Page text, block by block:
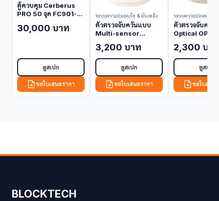
ตู้ควบคุม Cerberus
PRO 50 จุด FC901-
Control Panel)
30,000 บาท
ดูสเปก
ขอใบเสนอราคา
ระบบความปลอดภัย & ดับเพลิง
ตัวตรวจจับควันแบบ
Multi-sensor
Detector)
3,200 บาท
ดูสเปก
ขอใบเสนอราคา
ระบบความปลอดภัย &
ตัวตรวจจับควัน
Optical
2,300 บาท
ดูสเปก
ขอใบเสน
BLOCKTECH